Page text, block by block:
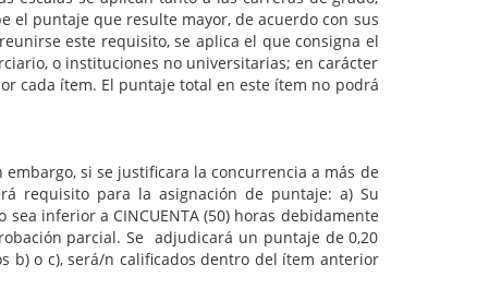
el puntaje que resulte mayor, de acuerdo con sus
este requisito, se aplica el que consigna el
o instituciones no universitarias; en carácter
cada ítem. El puntaje total en este ítem no podrá
si se justificara la concurrencia a más de
requisito para la asignación de puntaje: a) Su
inferior a CINCUENTA (50) horas debidamente
parcial. Se adjudicará un puntaje de 0,20
b) o c), será/n calificados dentro del ítem anterior